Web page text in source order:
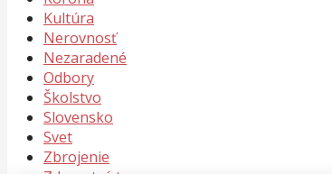
Kultúra
Nerovnosť
Nezaradené
Odbory
Školstvo
Slovensko
Svet
Zbrojenie